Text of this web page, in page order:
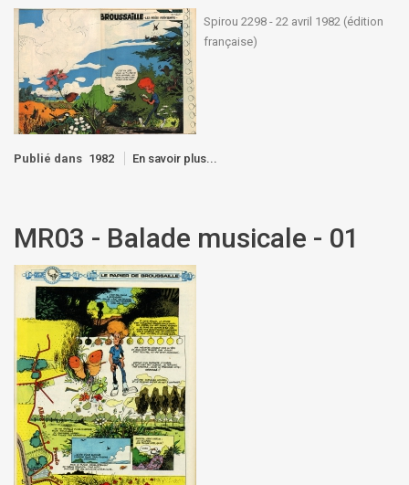
Spirou 2298 - 22 avril 1982 (édition
française)
Publié dans 1982 En savoir plus...
MR03 - Balade musicale - 01